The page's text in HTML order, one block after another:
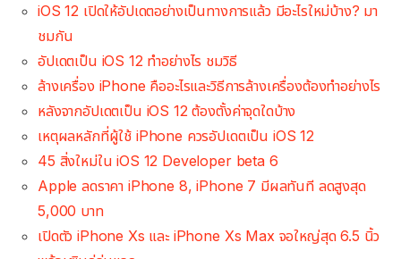
iOS 12 เปิดให้อัปเดตอย่างเป็นทางการแล้ว มีอะไรใหม่บ้าง? มา
ชมกัน
อัปเดตเป็น iOS 12 ทำอย่างไร ชมวิธี
ล้างเครื่อง iPhone คืออะไรและวิธีการล้างเครื่องต้องทำอย่างไร
หลังจากอัปเดตเป็น iOS 12 ต้องตั้งค่าจุดใดบ้าง
เหตุผลหลักที่ผู้ใช้ iPhone ควรอัปเดตเป็น iOS 12
45 สิ่งใหม่ใน iOS 12 Developer beta 6
Apple ลดราคา iPhone 8, iPhone 7 มีผลทันที ลดสูงสุด
5,000 บาท
เปิดตัว iPhone Xs และ iPhone Xs Max จอใหญ่สุด 6.5 นิ้ว